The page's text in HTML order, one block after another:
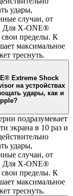
удары,
случаи, от
Для X-ONE®
пределы. К
максимальное
треснуть.
® Extreme Shock
подразумевает
экрана в 10 раз и
удары,
случаи, от
Для X-ONE®
пределы. К
максимальное
треснуть.